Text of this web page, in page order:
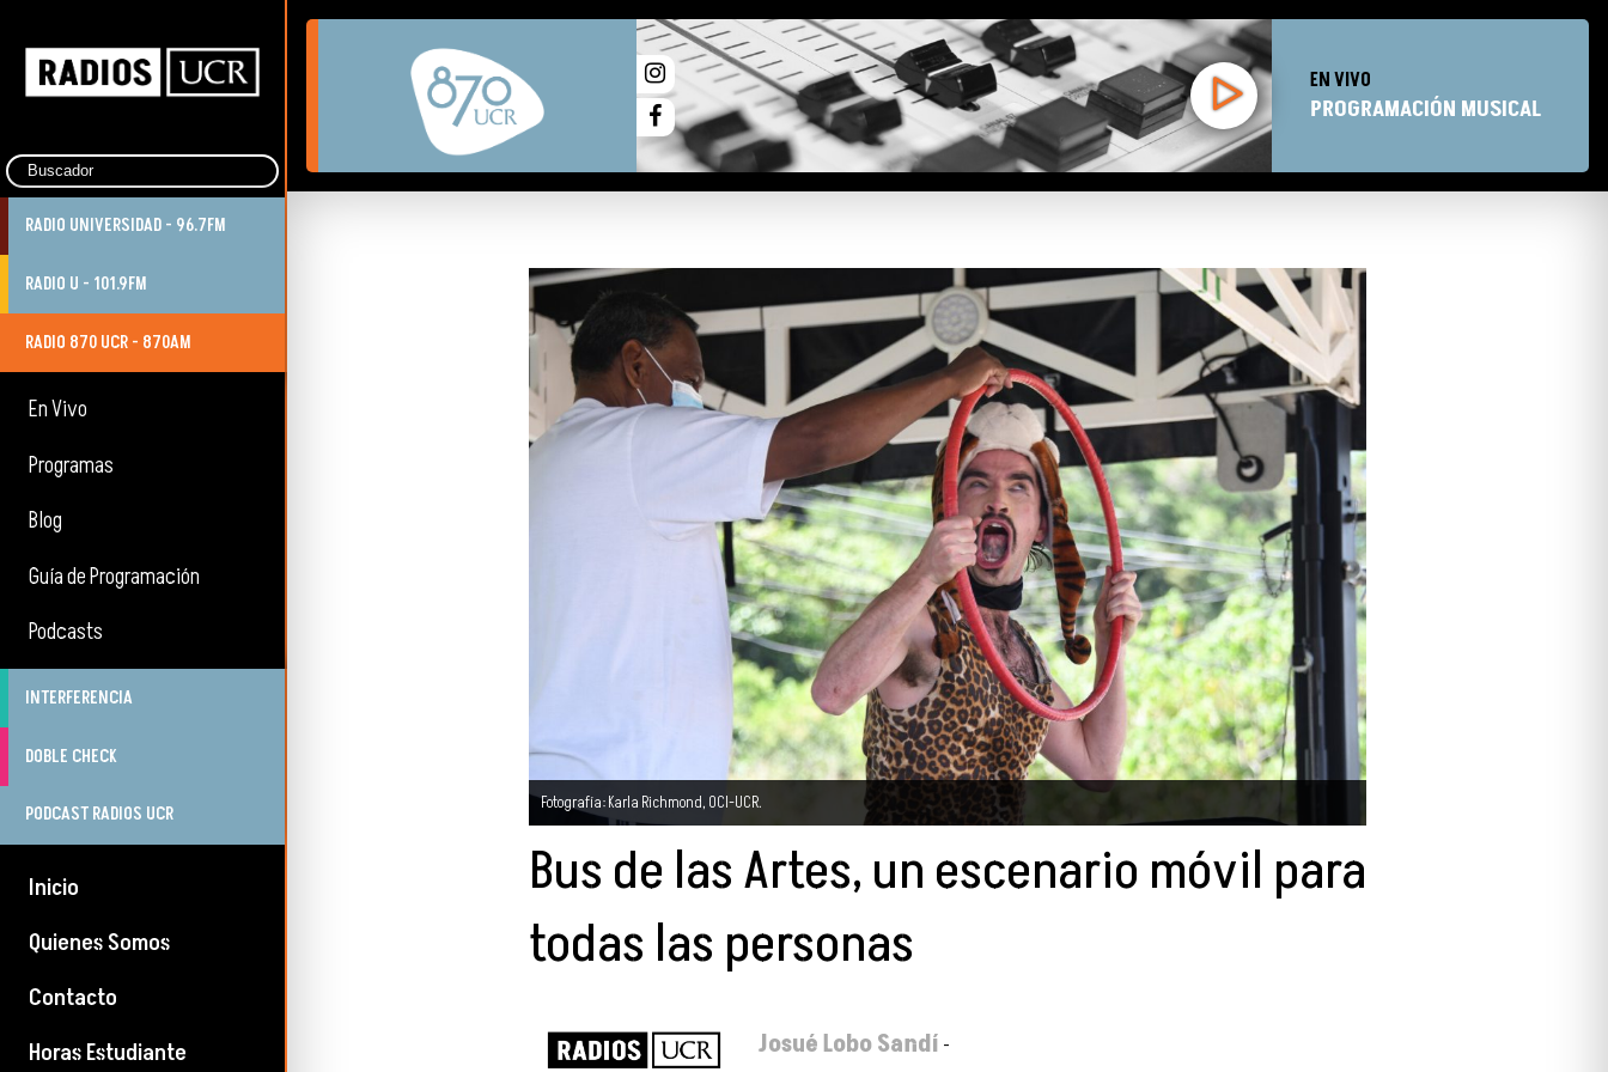
RADIO UNIVERSIDAD - 96.7FM
RADIO U - 101.9FM
RADIO 870 UCR - 870AM
En Vivo
Programas
Blog
Guía de Programación
Podcasts
INTERFERENCIA
DOBLE CHECK
PODCAST RADIOS UCR
Inicio
Quienes Somos
Contacto
Horas Estudiante
EN VIVO
PROGRAMACIÓN MUSICAL
Fotografía: Karla Richmond, OCI-UCR.
Bus de las Artes, un escenario móvil para
todas las personas
Josué Lobo Sandí -